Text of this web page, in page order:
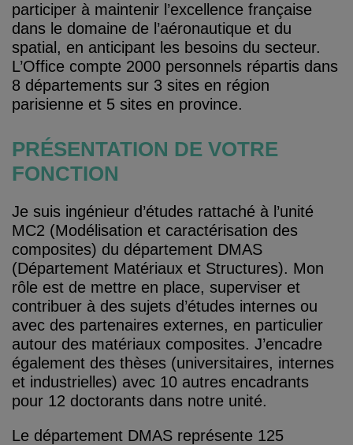
participer à maintenir l’excellence française
dans le domaine de l’aéronautique et du
spatial, en anticipant les besoins du secteur.
L’Office compte 2000 personnels répartis dans
8 départements sur 3 sites en région
parisienne et 5 sites en province.
PRÉSENTATION DE VOTRE
FONCTION
Je suis ingénieur d’études rattaché à l’unité
MC2 (Modélisation et caractérisation des
composites) du département DMAS
(Département Matériaux et Structures). Mon
rôle est de mettre en place, superviser et
contribuer à des sujets d’études internes ou
avec des partenaires externes, en particulier
autour des matériaux composites. J’encadre
également des thèses (universitaires, internes
et industrielles) avec 10 autres encadrants
pour 12 doctorants dans notre unité.
Le département DMAS représente 125